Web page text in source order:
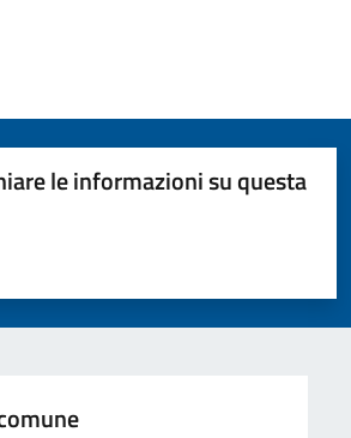
le informazioni su questa
5 stelle su 5
stelle su 5
su 5
5